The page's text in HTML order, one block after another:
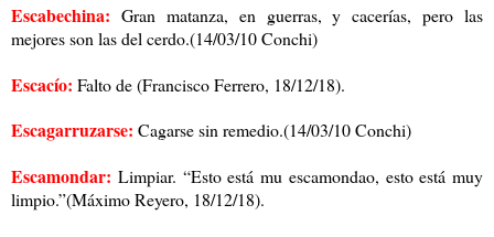
Escabechina: Gran matanza, en guerras, y cacerías, pero las
mejores son las del cerdo.(14/03/10 Conchi)
Escacío: Falto de (Francisco Ferrero, 18/12/18).
Escagarruzarse: Cagarse sin remedio.(14/03/10 Conchi)
Escamondar: Limpiar. “Esto está mu escamondao, esto está muy
limpio.”(Máximo Reyero, 18/12/18).